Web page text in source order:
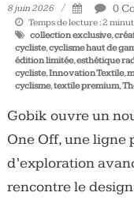
8 juin 2026 0
Temps de lecture :2
collection exclusive,
cycliste,cyclisme haut de
édition limitée,esthétique
cycliste,Innovation Textile,
cyclisme,textile premium,
Gobik ouvre un
One Off, une ligne
d’exploration
rencontre le